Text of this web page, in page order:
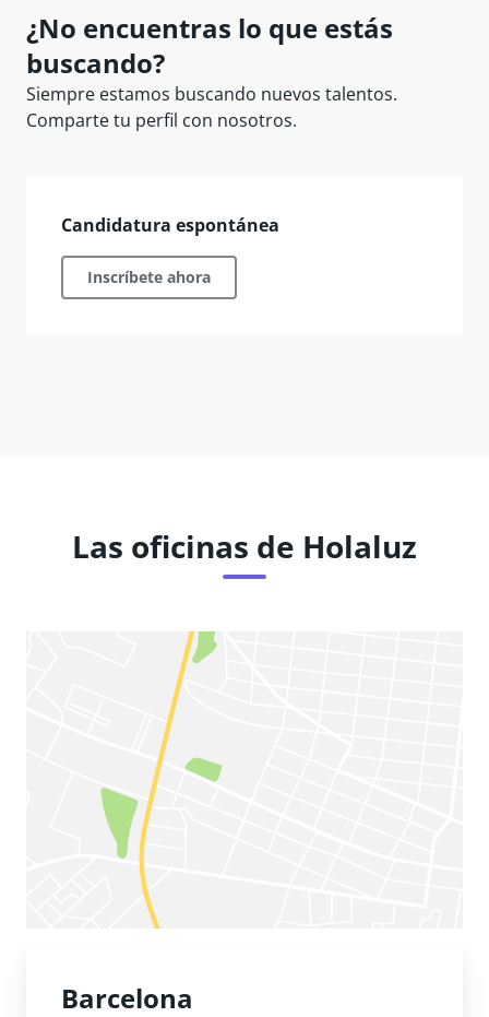
¿No encuentras lo que estás
buscando?
Siempre estamos buscando nuevos talentos.
Comparte tu perfil con nosotros.
Candidatura espontánea
Inscríbete ahora
Las oficinas de Holaluz
Barcelona